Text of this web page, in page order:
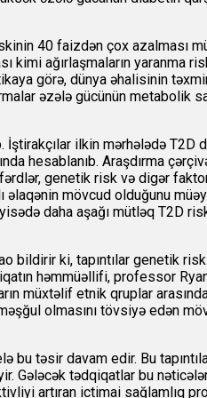
40 faizdən çox azalması
ağırlaşmaların yaranma
görə, dünya əhalisinin
əzələ gücünün metabolik
ilkin mərhələdə T2D
hesablanıb. Araşdırma
genetik risk və digər
əlaqənin mövcud olduğunu
daha aşağı mütləq T2D
bildirir ki, tapıntılar genetik
həmmüəllifi, professor
müxtəlif etnik qruplar
olmasını tövsiyə edən
bu təsir davam edir. Bu
tədqiqatlar bu
artıran ictimai sağlamlıq